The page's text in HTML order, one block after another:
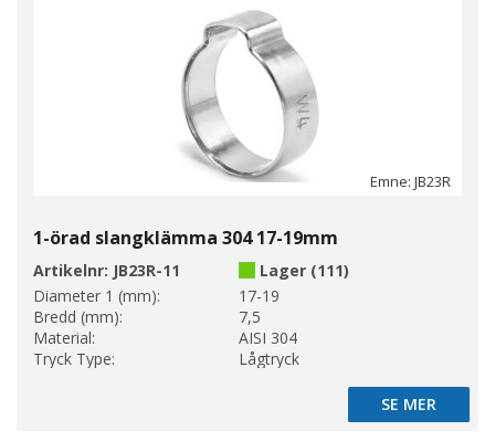
Emne: JB23R
1-örad slangklämma 304 17-19mm
Artikelnr: JB23R-11
Lager (111)
Diameter 1 (mm):
17-19
Bredd (mm):
7,5
Material:
AISI 304
Tryck Type:
Lågtryck
SE MER
SE MER